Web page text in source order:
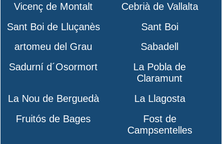
Vicenç de Montalt
Cebrià de Vallalta
Sant Boi de Lluçanès
Sant Boi
artomeu del Grau
Sabadell
Sadurní d´Osormort
La Pobla de
Claramunt
La Nou de Berguedà
La Llagosta
Fruitós de Bages
Fost de
Campsentelles